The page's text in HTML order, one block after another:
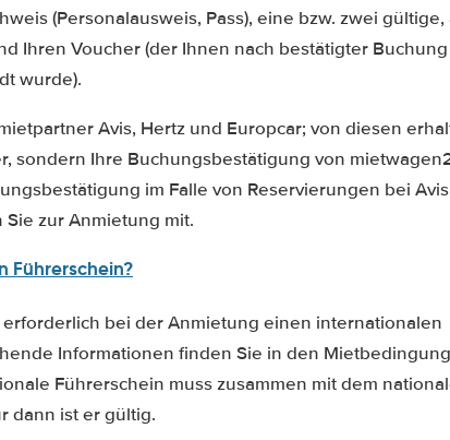
(Personalausweis, Pass), eine bzw. zwei gültige,
Ihren Voucher (der Ihnen nach bestätigter
wurde).
Avis, Hertz und Europcar; von diesen
sondern Ihre Buchungsbestätigung von
im Falle von Reservierungen bei
zur Anmietung mit.
Führerschein?
bei der Anmietung einen internationalen
Informationen finden Sie in den
Führerschein muss zusammen mit dem
dann ist er gültig.